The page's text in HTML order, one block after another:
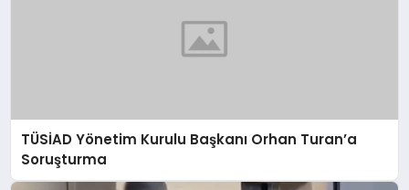
TÜSİAD Yönetim Kurulu Başkanı Orhan Turan’a
Soruşturma